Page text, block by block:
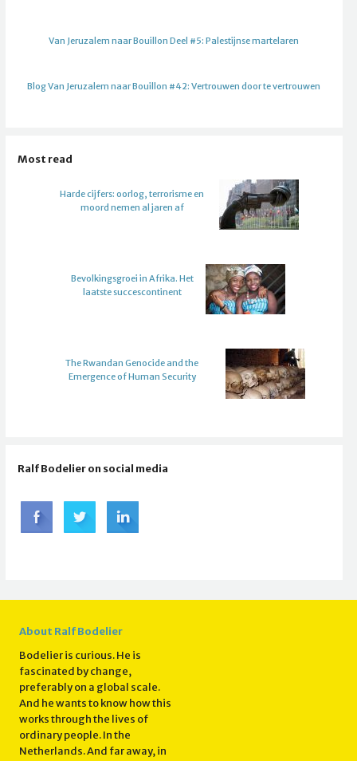
Van Jeruzalem naar Bouillon Deel #5: Palestijnse martelaren
Blog Van Jeruzalem naar Bouillon #42: Vertrouwen door te vertrouwen
Most read
Harde cijfers: oorlog, terrorisme en
moord nemen al jaren af
Bevolkingsgroei in Afrika. Het
laatste succescontinent
The Rwandan Genocide and the
Emergence of Human Security
Ralf Bodelier on social media
About Ralf Bodelier
Bodelier is curious. He is
fascinated by change,
preferably on a global scale.
And he wants to know how this
works through the lives of
ordinary people. In the
Netherlands. And far away, in